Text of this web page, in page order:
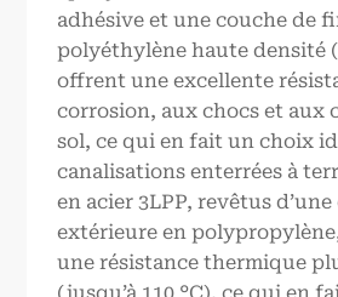
adhésive et une couche de
polyéthylène haute densité
offrent une excellente
corrosion, aux chocs et aux
sol, ce qui en fait un choix
canalisations enterrées à
en acier 3LPP, revêtus
extérieure en
une résistance thermique
(jusqu’à 110 °C), ce qui en